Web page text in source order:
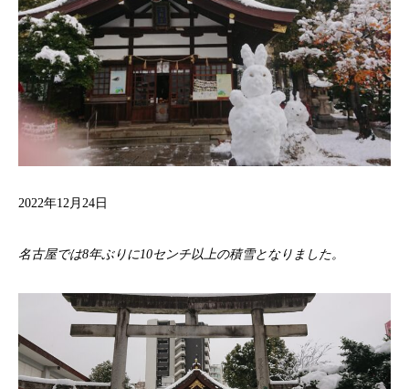
2022年12月24日
名古屋では8年ぶりに10センチ以上の積雪となりました。